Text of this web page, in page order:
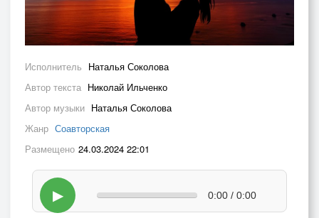
Исполнитель Наталья Соколова
Автор текста Николай Ильченко
Автор музыки Наталья Соколова
Жанр Соавторская
Размещено 24.03.2024 22:01
▶ 0:00 / 0:00